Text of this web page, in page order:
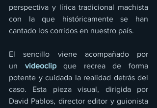
perspectiva y lírica tradicional machista
con la que históricamente se han
cantado los corridos en nuestro país.
El sencillo viene acompañado por
un videoclip que recrea de forma
potente y cuidada la realidad detrás del
caso. Esta pieza visual, dirigida por
David Pablos, director editor y guionista